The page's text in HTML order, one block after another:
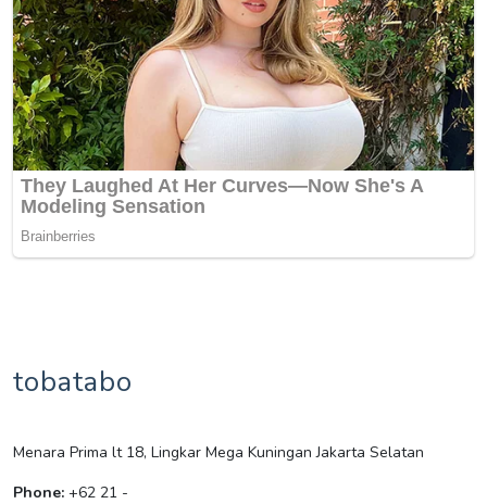
tobatabo
Menara Prima lt 18, Lingkar Mega Kuningan Jakarta Selatan
Phone: +62 21 -